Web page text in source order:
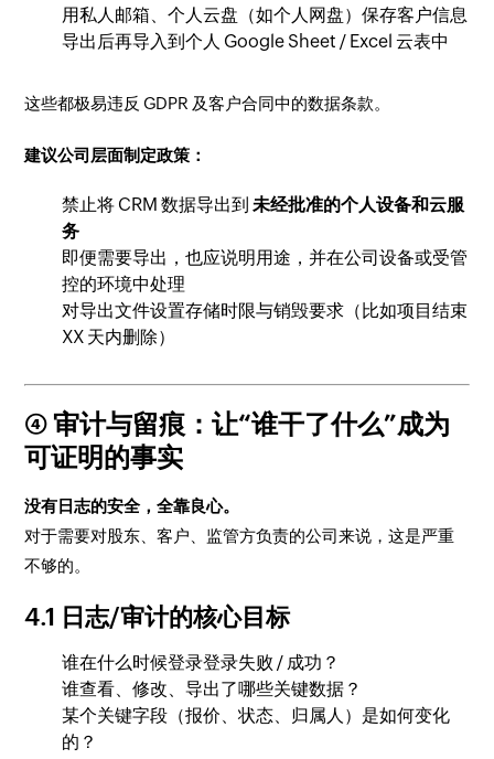
用私人邮箱、个人云盘（如个人网盘）保存客户信息
导出后再导入到个人 Google Sheet / Excel 云表中
这些都极易违反 GDPR 及客户合同中的数据条款。
建议公司层面制定政策：
禁止将 CRM 数据导出到未经批准的个人设备和云服
务
即便需要导出，也应说明用途，并在公司设备或受管
控的环境中处理
对导出文件设置存储时限与销毁要求（比如项目结束
XX 天内删除）
④ 审计与留痕：让“谁干了什么”成为
可证明的事实
没有日志的安全，全靠良心。
对于需要对股东、客户、监管方负责的公司来说，这是严重
不够的。
4.1 日志/审计的核心目标
谁在什么时候登录登录失败 / 成功？
谁查看、修改、导出了哪些关键数据？
某个关键字段（报价、状态、归属人）是如何变化
的？